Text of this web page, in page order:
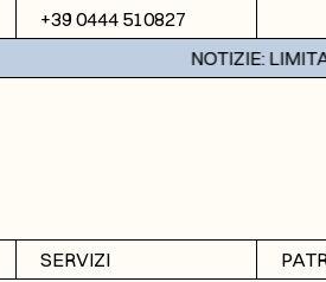
+39 0444 510827
NOTIZIE:
SERVIZI